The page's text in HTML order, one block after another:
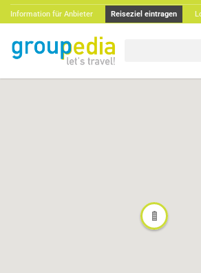
Information für Anbieter Reiseziel eintragen